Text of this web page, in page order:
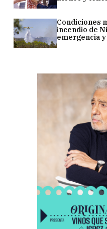
Condiciones
incendio de
emergencia